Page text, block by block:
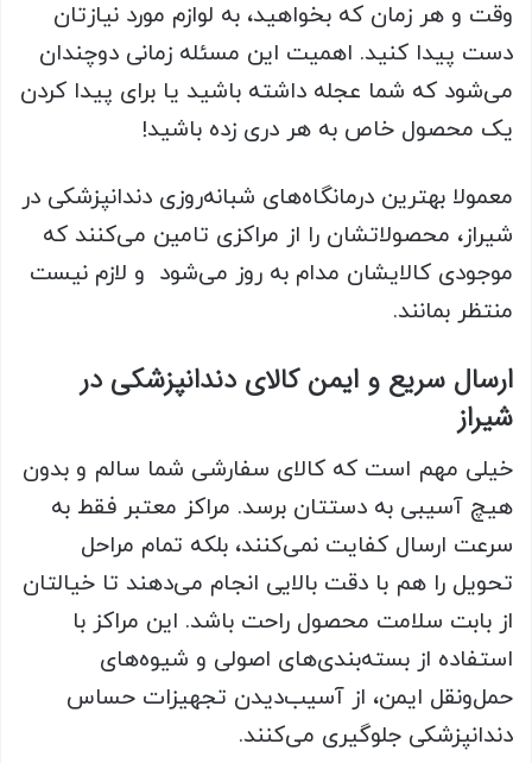
وقت و هر زمان که بخواهید، به لوازم مورد نیازتان
دست پیدا کنید. اهمیت این مسئله زمانی دوچندان
می‌شود که شما عجله داشته باشید یا برای پیدا کردن
یک محصول خاص به هر دری زده باشید!
معمولا بهترین درمانگاه‌های شبانه‌روزی دندانپزشکی در
شیراز، محصولاتشان را از مراکزی تامین می‌کنند که
موجودی کالایشان مدام به روز می‌شود و لازم نیست
منتظر بمانند.
ارسال سریع و ایمن کالای دندانپزشکی در
شیراز
خیلی مهم است که کالای سفارشی شما سالم و بدون
هیچ آسیبی به دستتان برسد. مراکز معتبر فقط به
سرعت ارسال کفایت نمی‌کنند، بلکه تمام مراحل
تحویل را هم با دقت بالایی انجام می‌دهند تا خیالتان
از بابت سلامت محصول راحت باشد. این مراکز با
استفاده از بسته‌بندی‌های اصولی و شیوه‌های
حمل‌ونقل ایمن، از آسیب‌دیدن تجهیزات حساس
دندانپزشکی جلوگیری می‌کنند.